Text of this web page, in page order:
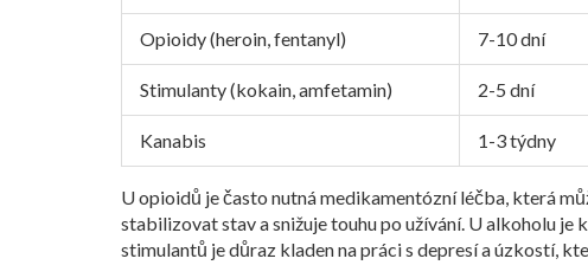
Opioidy (heroin, fentanyl) 7-10 dní
Stimulanty (kokain, amfetamin) 2-5 dní
Kanabis 1-3 týdny
U opioidů je často nutná medikamentózní léčba, která
stabilizovat stav a snižuje touhu po užívání. U alkoholu
stimulantů je důraz kladen na práci s depresí a úzkostí,